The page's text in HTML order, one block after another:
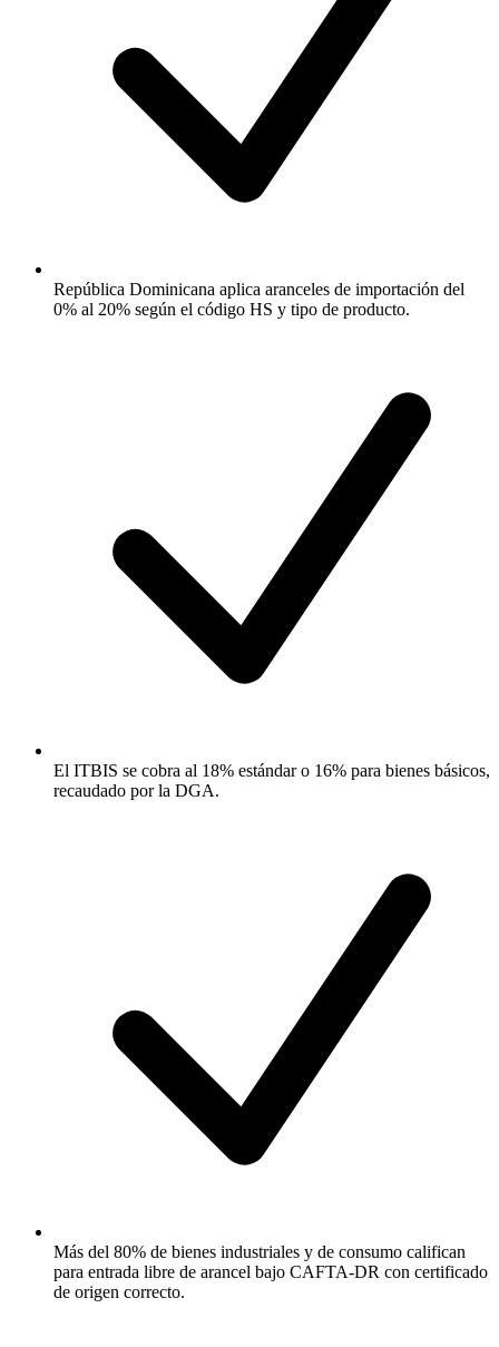
República Dominicana aplica aranceles de importación del
0% al 20% según el código HS y tipo de producto.
El ITBIS se cobra al 18% estándar o 16% para bienes básicos,
recaudado por la DGA.
Más del 80% de bienes industriales y de consumo califican
para entrada libre de arancel bajo CAFTA-DR con certificado
de origen correcto.